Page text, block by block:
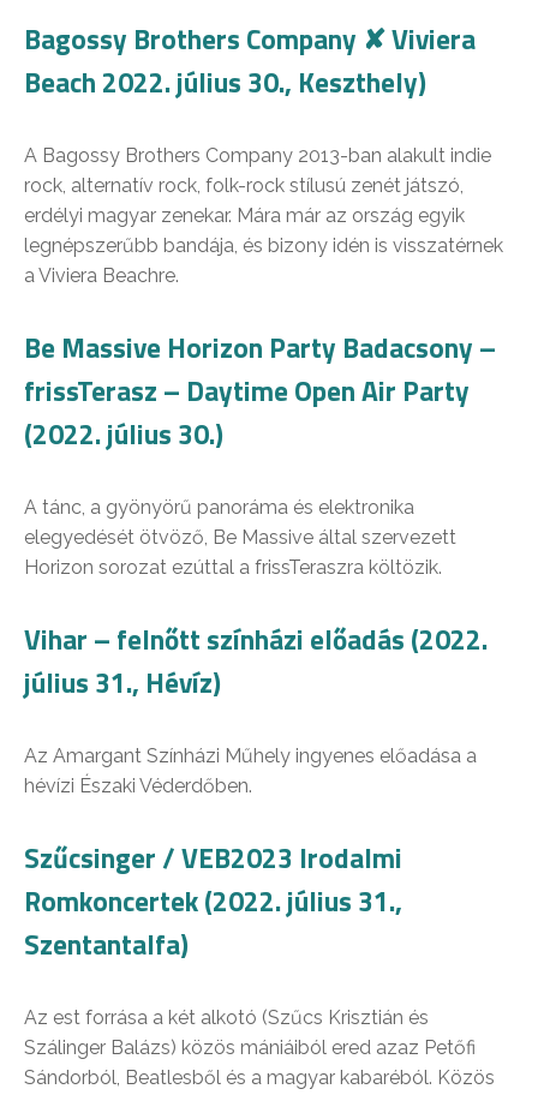
Bagossy Brothers Company ✘ Viviera
Beach 2022. július 30., Keszthely)
A Bagossy Brothers Company 2013-ban alakult indie
rock, alternatív rock, folk-rock stílusú zenét játszó,
erdélyi magyar zenekar. Mára már az ország egyik
legnépszerűbb bandája, és bizony idén is visszatérnek
a Viviera Beachre.
Be Massive Horizon Party Badacsony –
frissTerasz – Daytime Open Air Party
(2022. július 30.)
A tánc, a gyönyörű panoráma és elektronika
elegyedését ötvöző, Be Massive által szervezett
Horizon sorozat ezúttal a frissTeraszra költözik.
Vihar – felnőtt színházi előadás (2022.
július 31., Hévíz)
Az Amargant Színházi Műhely ingyenes előadása a
hévízi Északi Véderdőben.
Szűcsinger / VEB2023 Irodalmi
Romkoncertek (2022. július 31.,
Szentantalfa)
Az est forrása a két alkotó (Szűcs Krisztián és
Szálinger Balázs) közös mániáiból ered azaz Petőfi
Sándorból, Beatlesből és a magyar kabaréból. Közös